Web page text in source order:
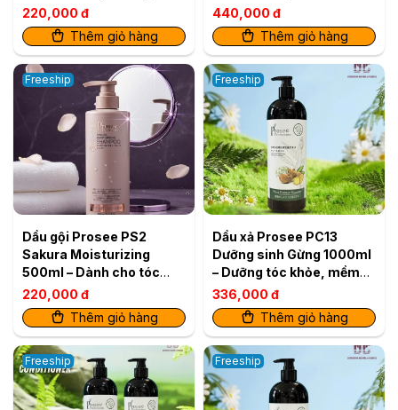
Rụng Tóc
220,000 đ
Thêm giỏ hàng
Dành cho tóc dầu, ngăn
rụng & dưỡng ẩm
440,000 đ
Thêm giỏ hàng
Freeship
Dầu gội Prosee PS2
Sakura Moisturizing
500ml – Dành cho tóc
dầu, ngăn rụng & dưỡng
ẩm
220,000 đ
Thêm giỏ hàng
Freeship
Dầu xả Prosee PC13
Dưỡng sinh Gừng 1000ml
– Dưỡng tóc khỏe, mềm
mượt
336,000 đ
Thêm giỏ hàng
Freeship Freeship